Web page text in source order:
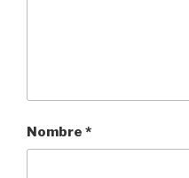
Nombre *